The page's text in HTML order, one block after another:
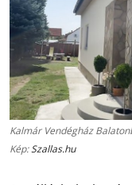
Kalmár Vendégház
Kép:Szallas.hu